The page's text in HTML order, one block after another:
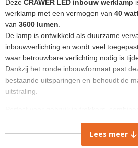
Deze CRAWER LED inbouw werklamp
werklamp met een vermogen van 40
van 3600 lumen
De lamp is ontwikkeld als duurzame
inbouwverlichting en wordt veel
waar betrouwbare verlichting nodig is
Dankzij het ronde inbouwformaat past
bestaande uitsparingen en behoudt de
uitstraling.
Deze werklamp past in de Fendt S4
Lees meer